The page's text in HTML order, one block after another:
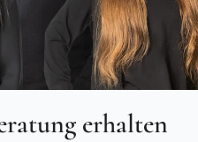
erhalten